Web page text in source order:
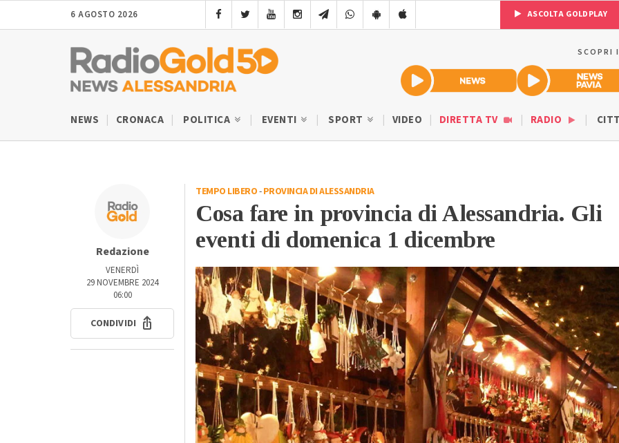
6 AGOSTO 2026 ASCOLTA GOLDPLAY
SCOPRI
NEWS CRONACA POLITICA EVENTI SPORT VIDEO DIRETTA TV RADIO
Redazione
VENERDÌ
29 NOVEMBRE 2024
06:00
CONDIVIDI
TEMPO LIBERO-PROVINCIA DI ALESSANDRIA
Cosa fare in provincia di Alessandria. Gli
eventi di domenica 1 dicembre